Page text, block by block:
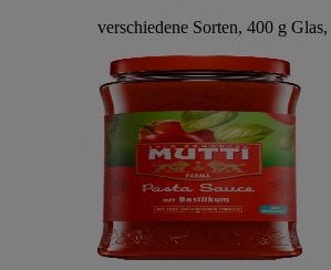
verschiedene Sorten, 400 g